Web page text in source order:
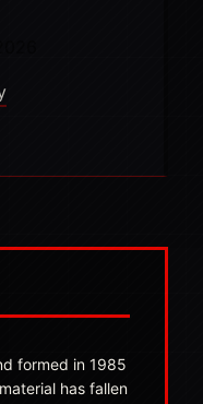
formed in 1985
has fallen